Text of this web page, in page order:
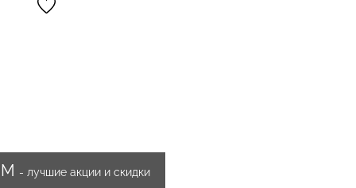
- лучшие акции и скидки